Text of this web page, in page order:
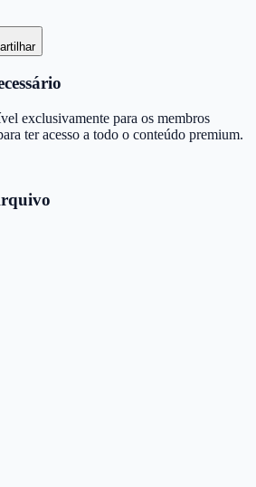
exclusivamente para os membros
ter acesso a todo o conteúdo premium.